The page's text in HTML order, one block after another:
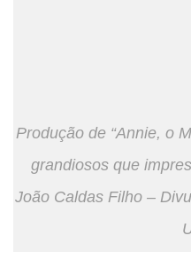
Produção de “Annie, o
grandiosos que
João Caldas Filho –